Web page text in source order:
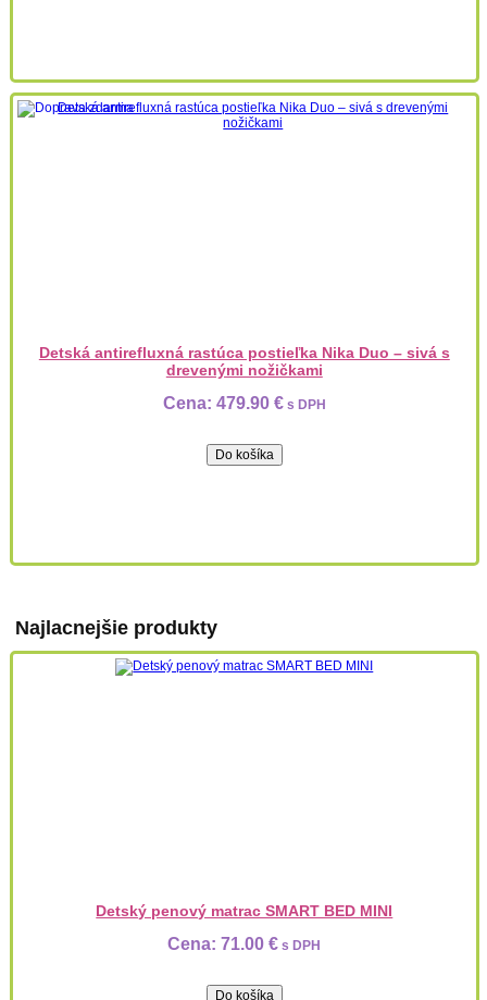
Detská antirefluxná rastúca postieľka Nika Duo – sivá s
drevenými nožičkami
Cena: 479.90 €s DPH
Najlacnejšie produkty
Detský penový matrac SMART BED MINI
Cena:71.00 € s DPH